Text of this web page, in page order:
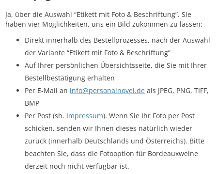
Ja, über die Auswahl “Etikett mit Foto & Beschriftung”. Sie
haben vier Möglichkeiten, uns ein Bild zukommen zu lassen:
Direkt innerhalb des Bestellprozesses, nach der Auswahl
der Variante “Etikett mit Foto & Beschriftung”
Auf Ihrer persönlichen Übersichtsseite, die Sie mit Ihrer
Bestellbestätigung erhalten
Per E-Mail an info@personalnovel.de als JPEG, PNG, TIFF,
BMP
Per Post (sh. Impressum). Wenn Sie Ihr Foto per Post
schicken, senden wir Ihnen dieses natürlich wieder
zurück (innerhalb Deutschlands und Österreichs). Bitte
beachten Sie, dass die Fotooption für Bordeauxweine
derzeit noch nicht verfügbar ist.